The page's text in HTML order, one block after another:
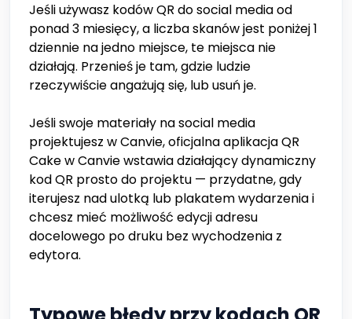
Jeśli używasz kodów QR do social media od
ponad 3 miesięcy, a liczba skanów jest poniżej 1
dziennie na jedno miejsce, te miejsca nie
działają. Przenieś je tam, gdzie ludzie
rzeczywiście angażują się, lub usuń je.
Jeśli swoje materiały na social media
projektujesz w Canvie, oficjalna aplikacja QR
Cake w Canvie wstawia działający dynamiczny
kod QR prosto do projektu — przydatne, gdy
iterujesz nad ulotką lub plakatem wydarzenia i
chcesz mieć możliwość edycji adresu
docelowego po druku bez wychodzenia z
edytora.